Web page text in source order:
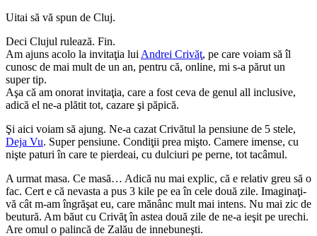
Uitai să vă spun de Cluj.
Deci Clujul rulează. Fin.
Am ajuns acolo la invitaţia lui Andrei Crivăţ, pe care voiam să îl
cunosc de mai mult de un an, pentru că, online, mi s-a părut un
super tip.
Aşa că am onorat invitaţia, care a fost ceva de genul all inclusive,
adică el ne-a plătit tot, cazare şi păpică.
Şi aici voiam să ajung. Ne-a cazat Crivătul la pensiune de 5 stele,
Deja Vu. Super pensiune. Condiţii prea mişto. Camere imense, cu
nişte paturi în care te pierdeai, cu dulciuri pe perne, tot tacâmul.
A urmat masa. Ce masă… Adică nu mai explic, că e relativ greu să o
fac. Cert e că nevasta a pus 3 kile pe ea în cele două zile. Imaginaţi-
vă cât m-am îngrăşat eu, care mănânc mult mai intens. Nu mai zic de
beutură. Am băut cu Crivăţ în astea două zile de ne-a ieşit pe urechi.
Are omul o palincă de Zalău de innebuneşti.